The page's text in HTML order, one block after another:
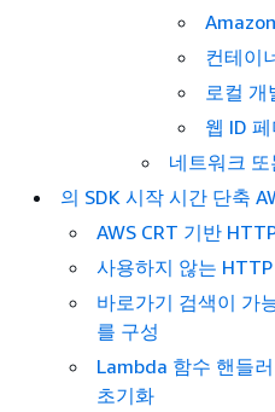
컨테이
로컬 개
웹 ID
네트워크
의 SDK 시작 시간 단축
AWS CRT 기반
사용하지 않는
바로가기 검색이 가
를 구성
Lambda 함수 핸들
초기화